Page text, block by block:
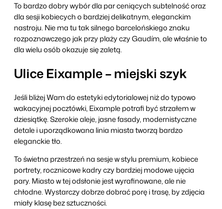
To bardzo dobry wybór dla par ceniących subtelność oraz
dla sesji kobiecych o bardziej delikatnym, eleganckim
nastroju. Nie ma tu tak silnego barcelońskiego znaku
rozpoznawczego jak przy plaży czy Gaudím, ale właśnie to
dla wielu osób okazuje się zaletą.
Ulice Eixample – miejski szyk
Jeśli bliżej Wam do estetyki edytorialowej niż do typowo
wakacyjnej pocztówki, Eixample potrafi być strzałem w
dziesiątkę. Szerokie aleje, jasne fasady, modernistyczne
detale i uporządkowana linia miasta tworzą bardzo
eleganckie tło.
To świetna przestrzeń na sesje w stylu premium, kobiece
portrety, rocznicowe kadry czy bardziej modowe ujęcia
pary. Miasto w tej odsłonie jest wyrafinowane, ale nie
chłodne. Wystarczy dobrze dobrać porę i trasę, by zdjęcia
miały klasę bez sztuczności.